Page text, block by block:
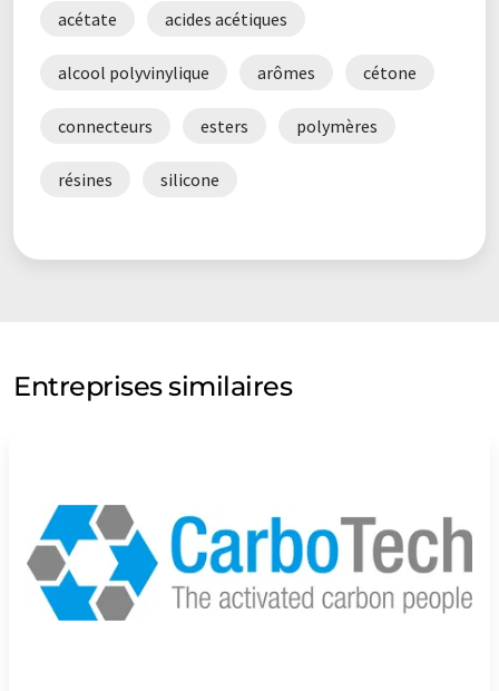
acétate acides acétiques
alcool polyvinylique arômes cétone
connecteurs esters polymères
résines silicone
Entreprises similaires